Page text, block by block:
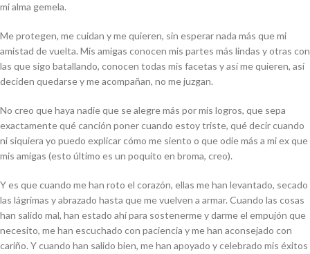
mi alma gemela.
Me protegen, me cuidan y me quieren, sin esperar nada más que mi
amistad de vuelta. Mis amigas conocen mis partes más lindas y otras con
las que sigo batallando, conocen todas mis facetas y así me quieren, así
deciden quedarse y me acompañan, no me juzgan.
No creo que haya nadie que se alegre más por mis logros, que sepa
exactamente qué canción poner cuando estoy triste, qué decir cuando
ni siquiera yo puedo explicar cómo me siento o que odie más a mi ex que
mis amigas (esto último es un poquito en broma, creo).
Y es que cuando me han roto el corazón, ellas me han levantado, secado
las lágrimas y abrazado hasta que me vuelven a armar. Cuando las cosas
han salido mal, han estado ahí para sostenerme y darme el empujón que
necesito, me han escuchado con paciencia y me han aconsejado con
cariño. Y cuando han salido bien, me han apoyado y celebrado mis éxitos